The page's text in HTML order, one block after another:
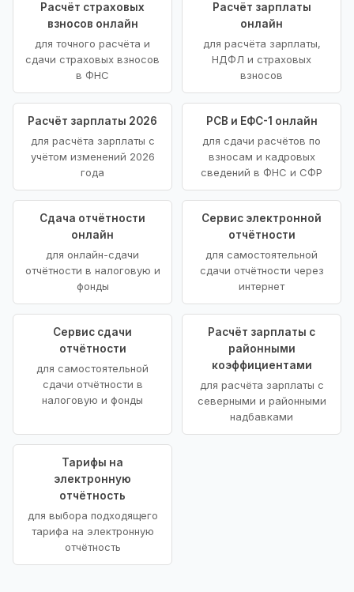
Расчёт страховых
взносов онлайн
для точного расчёта и
сдачи страховых взносов
в ФНС
Расчёт зарплаты
онлайн
для расчёта зарплаты,
НДФЛ и страховых
взносов
Расчёт зарплаты 2026
для расчёта зарплаты с
учётом изменений 2026
года
РСВ и ЕФС-1 онлайн
для сдачи расчётов по
взносам и кадровых
сведений в ФНС и СФР
Сдача отчётности
онлайн
для онлайн-сдачи
отчётности в налоговую и
фонды
Сервис электронной
отчётности
для самостоятельной
сдачи отчётности через
интернет
Сервис сдачи
отчётности
для самостоятельной
сдачи отчётности в
налоговую и фонды
Расчёт зарплаты с
районными
коэффициентами
для расчёта зарплаты с
северными и районными
надбавками
Тарифы на
электронную
отчётность
для выбора подходящего
тарифа на электронную
отчётность